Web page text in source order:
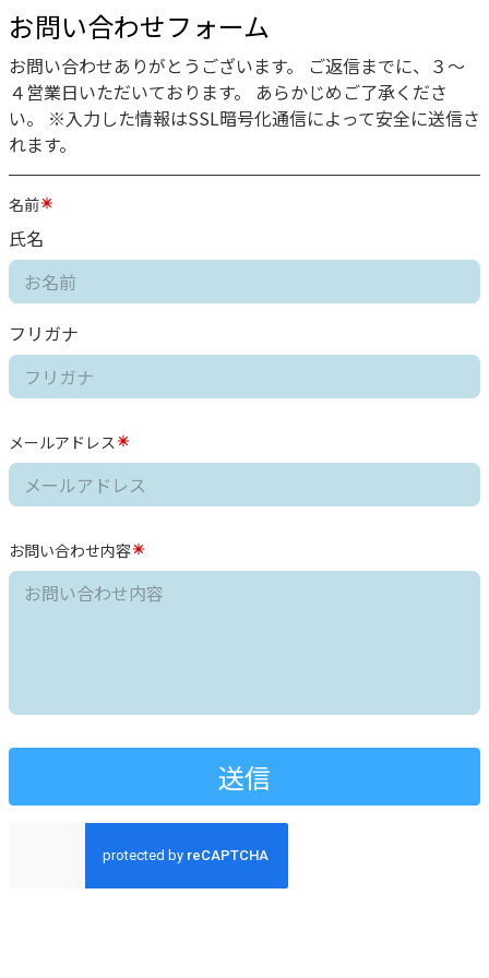
お問い合わせフォーム
お問い合わせありがとうございます。 ご返信までに、３〜
４営業日いただいております。 あらかじめご了承くださ
い。 ※入力した情報はSSL暗号化通信によって安全に送信さ
れます。
名前
氏名
フリガナ
メールアドレス
お問い合わせ内容
送信